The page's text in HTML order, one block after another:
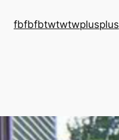
fbfbfbtwtwtwplusplus